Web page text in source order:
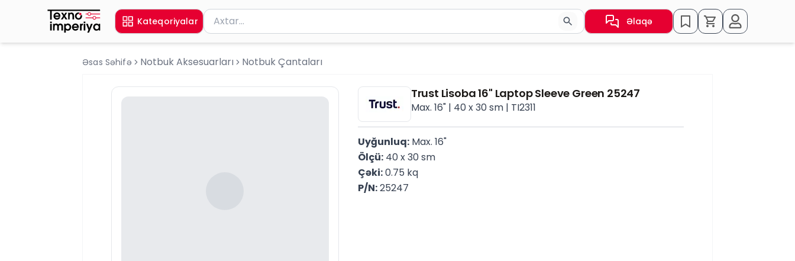
Kateqoriyalar Məhsul axtar
Axtarış üçün ən azı 2 simvol yazın. Göndərmək üçün Enter düyməsini basın və ya nəticələr arasında keçid etmək üçün ox
Əlaqə
Əsas Səhifə Notbuk Aksesuarları Notbuk Çantaları
Trust Lisoba 16" Laptop Sleeve Green 25247
Max. 16" | 40 x 30 sm | TI2311
Uyğunluq: Max. 16"
Ölçü: 40 x 30 sm
Çəki: 0.75 kq
P/N: 25247